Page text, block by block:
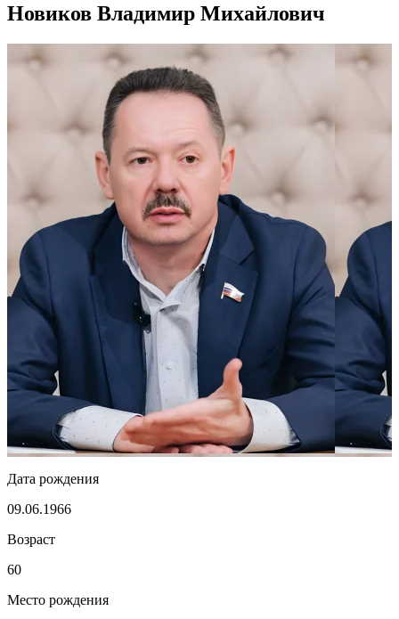
Новиков Владимир Михайлович
Дата рождения
09.06.1966
Возраст
60
Место рождения